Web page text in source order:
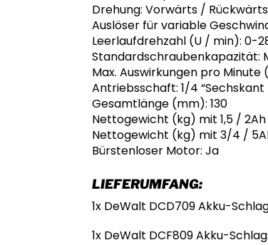
Drehung: Vorwärts / Rückwärts
Auslöser für variable
Leerlaufdrehzahl (U / min): 0-
Standardschraubenkapazität:
Max. Auswirkungen pro Minute
Antriebsschaft: 1/4 “Sechskant
Gesamtlänge (mm): 130
Nettogewicht (kg) mit 1,5 / 2Ah
Nettogewicht (kg) mit 3/4 /
Bürstenloser Motor: Ja
LIEFERUMFANG:
1x DeWalt DCD709 Akku-
1x DeWalt DCF809 Akku-